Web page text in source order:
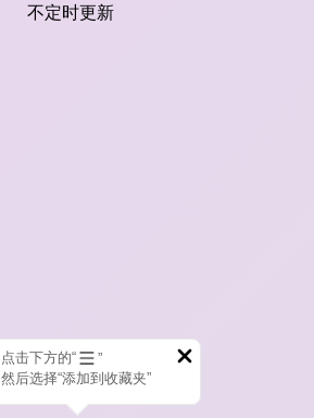
不定时更新
点击下方的“
”
然后选择“添加到收藏夹”